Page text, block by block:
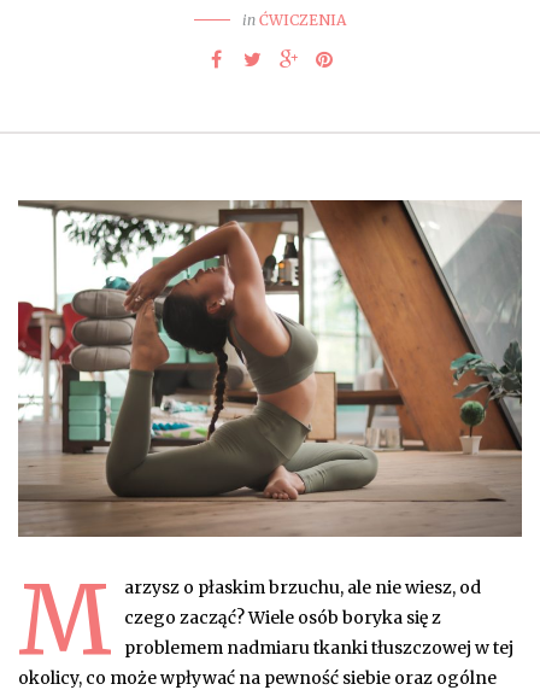
in ĆWICZENIA
M
arzysz o płaskim brzuchu, ale nie wiesz, od
czego zacząć? Wiele osób boryka się z
problemem nadmiaru tkanki tłuszczowej w tej
okolicy, co może wpływać na pewność siebie oraz ogólne